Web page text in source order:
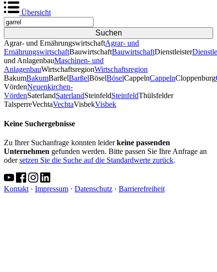
Übersicht
Agrar- und ErnährungswirtschaftAgrar- und
ErnährungswirtschaftBauwirtschaftBauwirtschaftDienstleister
und AnlagenbauMaschinen- und
AnlagenbauWirtschaftsregionWirtschaftsregion
BakumBakumBarßelBarßelBöselBöselCappelnCappelnCloppenburg
VördenNeuenkirchen-
VördenSaterlandSaterlandSteinfeldSteinfeldThülsfelder
TalsperreVechtaVechtaVisbekVisbek
Keine Suchergebnisse
Zu Ihrer Suchanfrage konnten leiderkeine passenden
Unternehmen gefunden werden. Bitte passen Sie Ihre Anfrage an
odersetzen Sie die Suche auf die Standardwerte zurück.
Kontakt · Impressum · Datenschutz · Barrierefreiheit